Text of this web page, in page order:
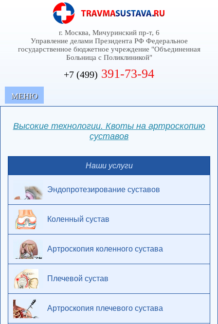
г. Москва, Мичуринский пр-т, 6
Управление делами Президента РФ Федеральное
государственное бюджетное учреждение "Объединенная
Больница с Поликлиникой"
+7 (499) 391-73-94
MЕНЮ
Высокие технологии. Квоты на артроскопию
суставов
Наши услуги
Эндопротезирование суставов
Коленный сустав
Артроскопия коленного сустава
Плечевой сустав
Артроскопия плечевого сустава